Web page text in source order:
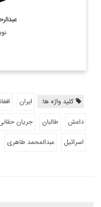
کلید واژه ها: ایران
داعش
طالبان جریان
اسرائیل
عبدالمحمد طاهری